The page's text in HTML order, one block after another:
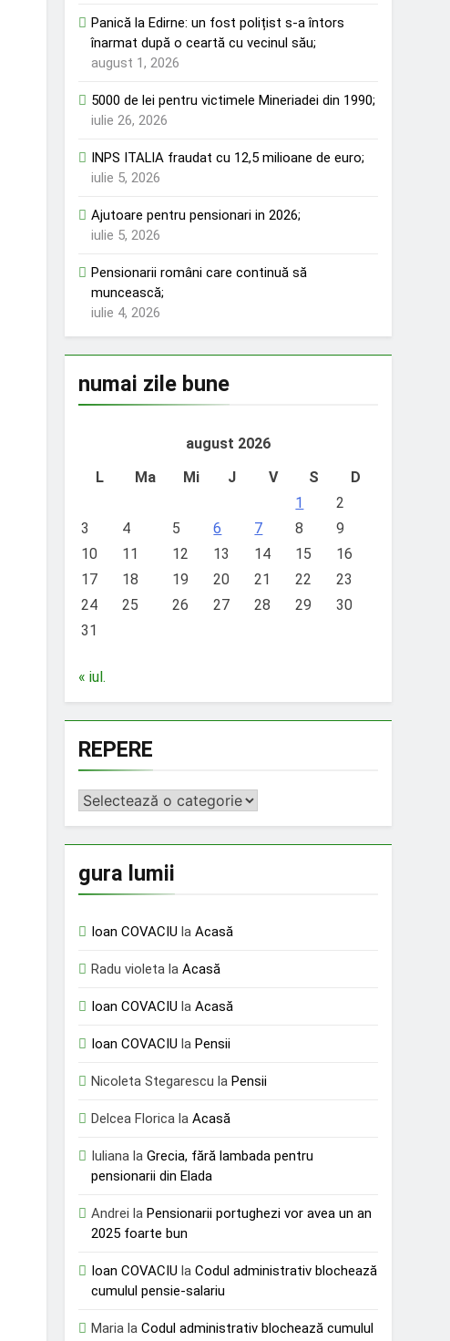
Panică la Edirne: un fost polițist s-a întors
înarmat după o ceartă cu vecinul său;
august 1, 2026
5000 de lei pentru victimele Mineriadei din 1990;
iulie 26, 2026
INPS ITALIA fraudat cu 12,5 milioane de euro;
iulie 5, 2026
Ajutoare pentru pensionari in 2026;
iulie 5, 2026
Pensionarii români care continuă să
muncească;
iulie 4, 2026
numai zile bune
august 2026
L
Ma Mi J V S
D
1
2
3
4 5 6 7 8
9
10
11 12 13 14 15
16
17
18 19 20 21 22
23
24
25 26 27 28 29
30
31
« iul.
REPERE
REPERE
gura lumii
Ioan COVACIU laAcasă
Radu violeta laAcasă
Ioan COVACIU laAcasă
Ioan COVACIU la Pensii
Nicoleta Stegarescu la Pensii
Delcea Florica laAcasă
Iuliana laGrecia, fără lambada pentru
pensionarii din Elada
Andrei la Pensionarii portughezi vor avea un an
2025 foarte bun
Ioan COVACIU laCodul administrativ blochează
cumulul pensie-salariu
Maria laCodul administrativ blochează cumulul